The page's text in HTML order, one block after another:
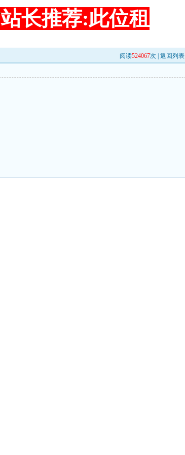
站长推荐:此位租
阅读524067次 |返回列表